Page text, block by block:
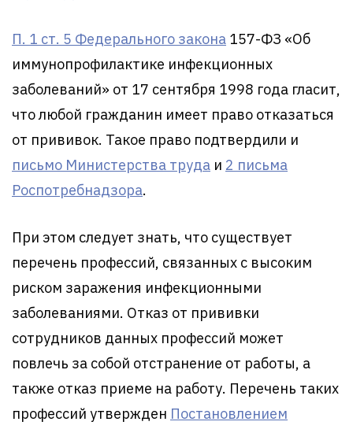
П. 1 ст. 5 Федерального закона 157-ФЗ «Об
иммунопрофилактике инфекционных
заболеваний» от 17 сентября 1998 года гласит,
что любой гражданин имеет право отказаться
от прививок. Такое право подтвердили и
письмо Министерства труда и 2 письма
Роспотребнадзора.
При этом следует знать, что существует
перечень профессий, связанных с высоким
риском заражения инфекционными
заболеваниями. Отказ от прививки
сотрудников данных профессий может
повлечь за собой отстранение от работы, а
также отказ приеме на работу. Перечень таких
профессий утвержден Постановлением